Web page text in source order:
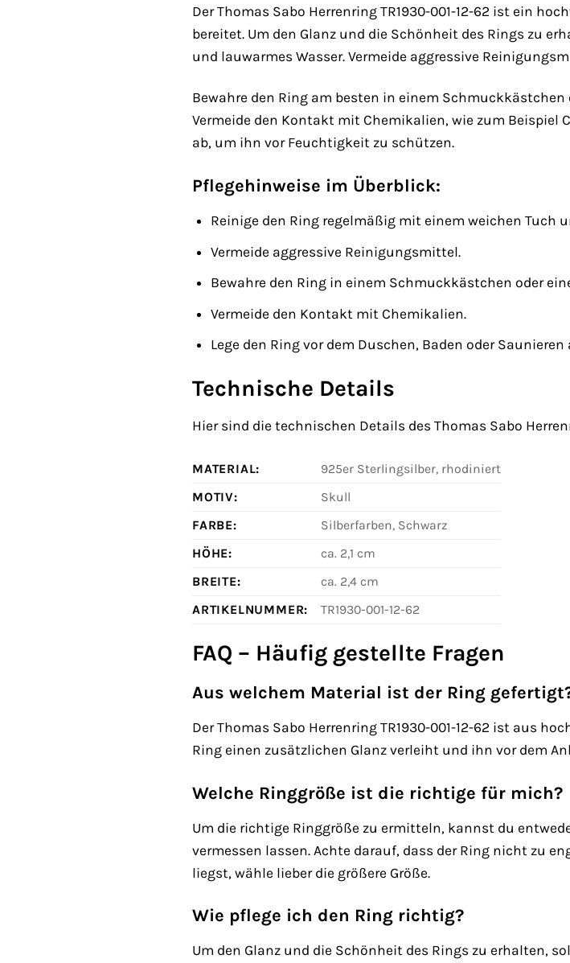
Der Thomas Sabo Herrenring TR1930-001-12-62 ist ein
bereitet. Um den Glanz und die Schönheit des Rings zu
und lauwarmes Wasser. Vermeide aggressive
Bewahre den Ring am besten in einem
Vermeide den Kontakt mit Chemikalien, wie zum Beispiel
ab, um ihn vor Feuchtigkeit zu schützen.
Pflegehinweise im Überblick:
Reinige den Ring regelmäßig mit einem weichen Tuch
Vermeide aggressive Reinigungsmittel.
Bewahre den Ring in einem Schmuckkästchen oder
Vermeide den Kontakt mit Chemikalien.
Lege den Ring vor dem Duschen, Baden oder Saunieren
Technische Details
Hier sind die technischen Details des Thomas Sabo
MATERIAL:
925er Sterlingsilber, rhodiniert
MOTIV:
Skull
FARBE:
Silberfarben, Schwarz
HÖHE:
ca. 2,1 cm
BREITE:
ca. 2,4 cm
ARTIKELNUMMER:
TR1930-001-12-62
FAQ – Häufig gestellte Fragen
Aus welchem Material ist der Ring
Der Thomas Sabo Herrenring TR1930-001-12-62 ist aus
Ring einen zusätzlichen Glanz verleiht und ihn vor dem
Welche Ringgröße ist die richtige für mich?
Um die richtige Ringgröße zu ermitteln, kannst du
vermessen lassen. Achte darauf, dass der Ring nicht zu
liegst, wähle lieber die größere Größe.
Wie pflege ich den Ring richtig?
Um den Glanz und die Schönheit des Rings zu erhalten,